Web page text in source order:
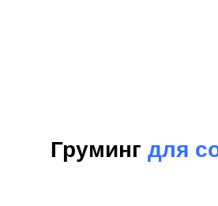
Груминг для